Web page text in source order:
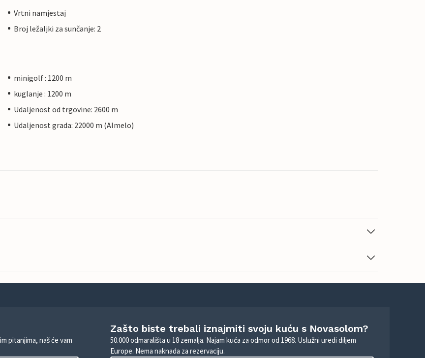
Vrtni namjestaj
Broj ležaljki za sunčanje: 2
minigolf : 1200 m
kuglanje : 1200 m
Udaljenost od trgovine: 2600 m
Udaljenost grada: 22000 m (Almelo)
pitanjima, naš će vam
Zašto biste trebali iznajmiti svoju kuću s Novasolom?
50.000 odmarališta u 18 zemalja. Najam kuća za odmor od 1968. Uslužni uredi diljem
Europe. Nema naknada za rezervaciju.